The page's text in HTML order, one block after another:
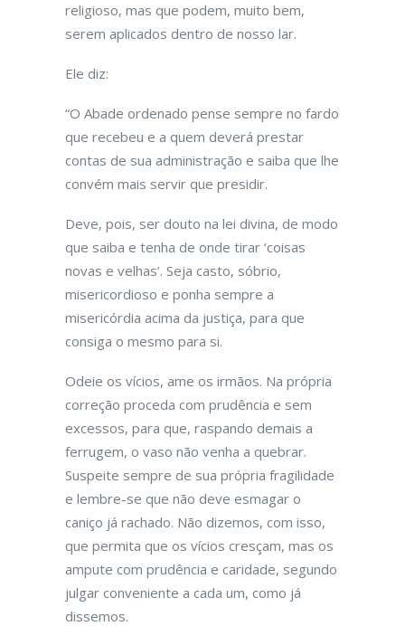
religioso, mas que podem, muito bem,
serem aplicados dentro de nosso lar.
Ele diz:
“O Abade ordenado pense sempre no fardo
que recebeu e a quem deverá prestar
contas de sua administração e saiba que lhe
convém mais servir que presidir.
Deve, pois, ser douto na lei divina, de modo
que saiba e tenha de onde tirar ‘coisas
novas e velhas’. Seja casto, sóbrio,
misericordioso e ponha sempre a
misericórdia acima da justiça, para que
consiga o mesmo para si.
Odeie os vícios, ame os irmãos. Na própria
correção proceda com prudência e sem
excessos, para que, raspando demais a
ferrugem, o vaso não venha a quebrar.
Suspeite sempre de sua própria fragilidade
e lembre-se que não deve esmagar o
caniço já rachado. Não dizemos, com isso,
que permita que os vícios cresçam, mas os
ampute com prudência e caridade, segundo
julgar conveniente a cada um, como já
dissemos.